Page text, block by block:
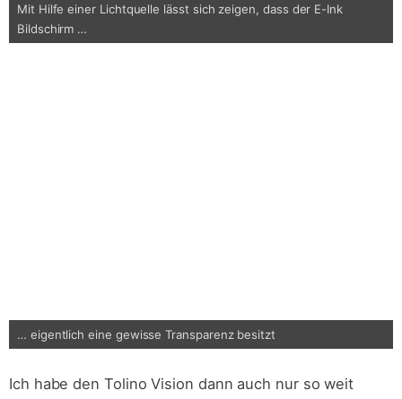
Mit Hilfe einer Lichtquelle lässt sich zeigen, dass der E-Ink
Bildschirm …
… eigentlich eine gewisse Transparenz besitzt
Ich habe den Tolino Vision dann auch nur so weit